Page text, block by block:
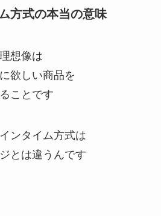
方式の本当の意味
想像は
欲しい商品を
ことです
ンタイム方式は
とは違うんです